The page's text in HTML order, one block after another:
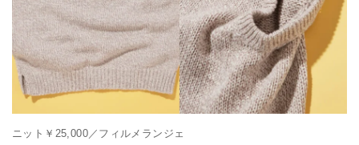
ニット￥25,000／フィルメランジェ